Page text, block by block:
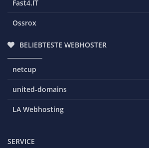
Fast4.IT
Ossrox
BELIEBTESTE WEBHOSTER
netcup
united-domains
LA Webhosting
SERVICE